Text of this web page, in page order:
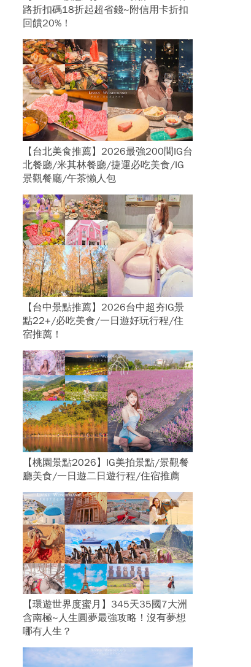
路折扣碼18折起超省錢~附信用卡折扣
回饋20%！
【台北美食推薦】2026最強200間IG台
北餐廳/米其林餐廳/捷運必吃美食/IG
景觀餐廳/午茶懶人包
【台中景點推薦】2026台中超夯IG景
點22+/必吃美食/一日遊好玩行程/住
宿推薦！
【桃園景點2026】IG美拍景點/景觀餐
廳美食/一日遊二日遊行程/住宿推薦
【環遊世界度蜜月】345天35國7大洲
含南極~人生圓夢最強攻略！沒有夢想
哪有人生？